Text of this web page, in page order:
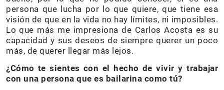
persona que lucha por lo que quiere, que tiene esa
visión de que en la vida no hay límites, ni imposibles.
Lo que más me impresiona de Carlos Acosta es su
capacidad y sus deseos de siempre querer un poco
más, de querer llegar más lejos.
¿Cómo te sientes con el hecho de vivir y trabajar
con una persona que es bailarina como tú?